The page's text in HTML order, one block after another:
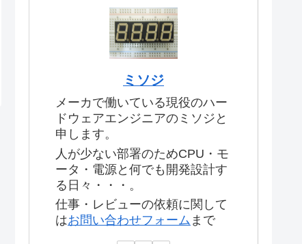
ミソジ
メーカで働いている現役のハー
ドウェアエンジニアのミソジと
申します。
人が少ない部署のためCPU・モ
ータ・電源と何でも開発設計す
る日々・・・。
仕事・レビューの依頼に関して
はお問い合わせフォーム まで